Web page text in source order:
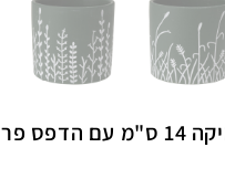
עציץ מיוחד קרמיקה 14 ס"מ עם